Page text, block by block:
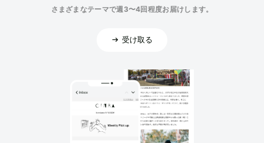
さまざまなテーマで週3〜4回程度お届けします。
受け取る